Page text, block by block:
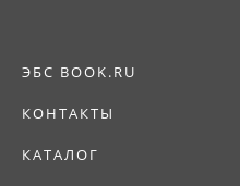
ЭБС BOOK.RU
КОНТАКТЫ
КАТАЛОГ